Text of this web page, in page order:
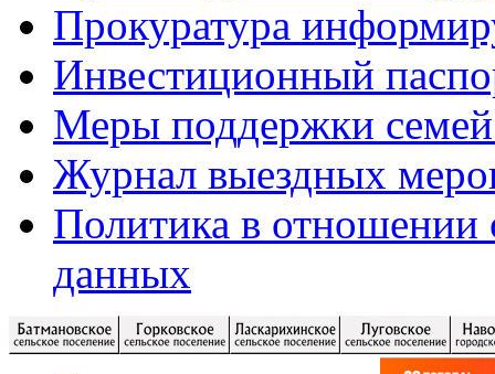
Прокуратура
Инвестиционный
Меры поддержки
Журнал выездных
Политика в отношении
данных